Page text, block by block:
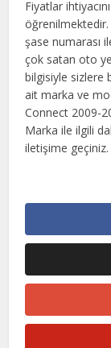
Fiyatlar
öğrenilmektedir.
şase numarası
çok satan oto
bilgisiyle sizlere
ait marka ve
Connect 2009-
Marka ile ilgili
iletişime geçiniz.